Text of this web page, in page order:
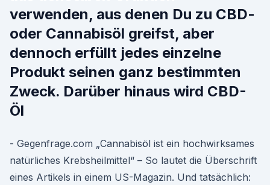
verwenden, aus denen Du zu CBD-
oder Cannabisöl greifst, aber
dennoch erfüllt jedes einzelne
Produkt seinen ganz bestimmten
Zweck. Darüber hinaus wird CBD-
Öl
- Gegenfrage.com „Cannabisöl ist ein hochwirksames
natürliches Krebsheilmittel“ – So lautet die Überschrift
eines Artikels in einem US-Magazin. Und tatsächlich: